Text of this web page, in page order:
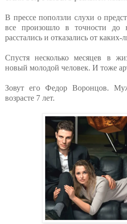
В прессе поползли слухи о
все произошло в точности до
расстались и отказались от
Спустя несколько месяцев в
новый молодой человек. И тоже
Зовут его Федор Воронцов.
возрасте 7 лет.